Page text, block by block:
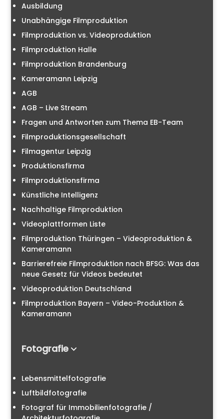
Ausbildung
Unabhängige Filmproduktion
Filmproduktion vs. Videoproduktion
Filmproduktion Halle
Filmproduktion Brandenburg
Kameramann Leipzig
AGB
AGB – Live Stream
Fragen und Antworten zum Thema EB-Team
Filmproduktionsgesellschaft
Filmagentur Leipzig
Produktionsfirma
Filmproduktionsfirma
Künstliche Intelligenz
Nachhaltige Filmproduktion
Videoplattformen Liste
Filmproduktion Thüringen – Videoproduktion &
Kameramann
Barrierefreie Filmproduktion nach BFSG: Was das
neue Gesetz für Videos bedeutet
Videoproduktion Deutschland
Filmproduktion Bayern – Video-Produktion &
Kameramann
Fotografie
Lebensmittelfotografie
Luftbildfotografie
Fotograf für Immobilienfotografie /